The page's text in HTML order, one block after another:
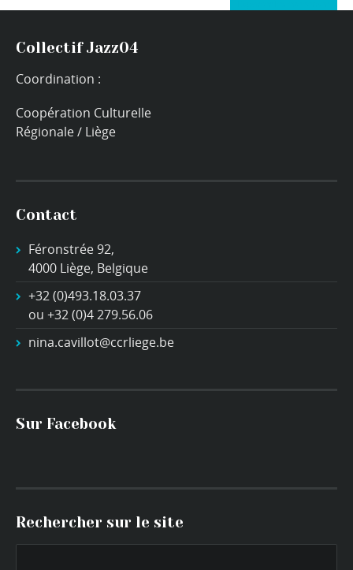
Collectif Jazz04
Coordination :
Coopération Culturelle
Régionale / Liège
Contact
Féronstrée 92,
4000 Liège, Belgique
+32 (0)493.18.03.37
ou +32 (0)4 279.56.06
nina.cavillot@ccrliege.be
Sur Facebook
Rechercher sur le site